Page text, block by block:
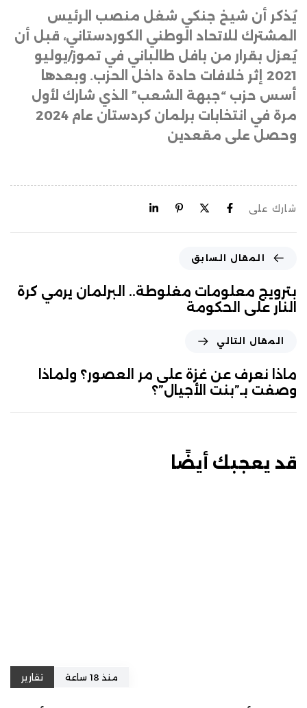
يُذكر أن شيخ جنكي شغل منصب الرئيس
المشترك للاتحاد الوطني الكوردستاني، قبل أن
يُعزل بقرار من بافل طالباني في تموز/يوليو
2021 إثر خلافات حادة داخل الحزب. وبعدها
أسس حزب “جبهة الشعب” الذي شارك لأول
مرة في انتخابات برلمان كردستان عام 2024
وحصل على مقعدين
شارك على
المقال السابق
بترويج معلومات مغلوطة.. البرلمان يرمي كرة
النار على الحكومة
المقال التالي
ماذا نعرف عن غزة على مر العصور؟ ولماذا
وصفت بـ”بنت الأجيال”؟
قد يعجبك أيضًا
منذ 18 ساعة تقارير